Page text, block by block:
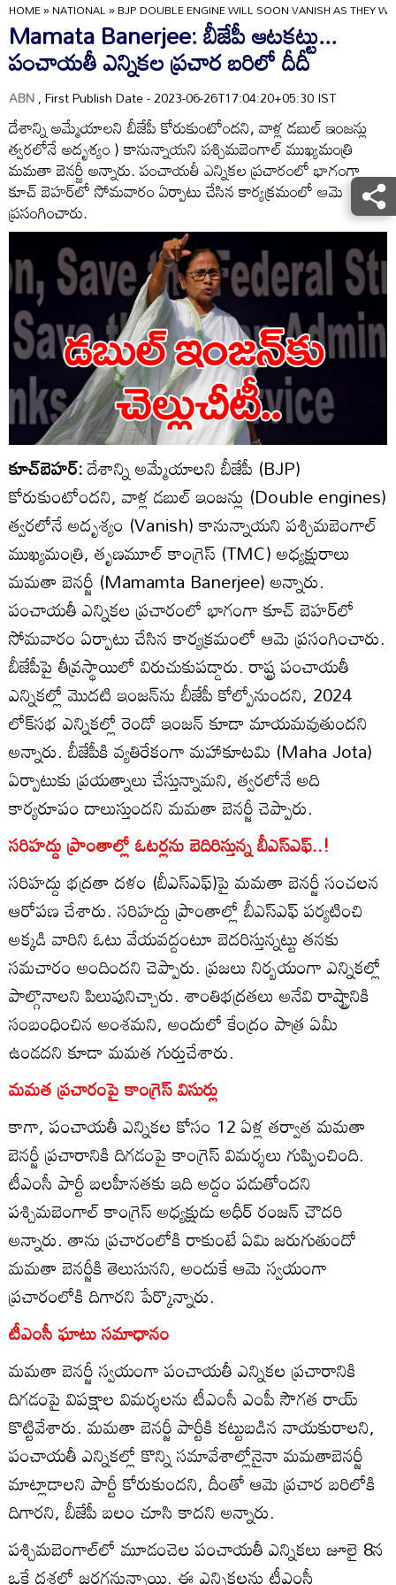
HOME»NATIONAL»BJP DOUBLE ENGINE WILL SOON VANISH AS THEY
Mamata Banerjee: బీజేపీ ఆటకట్టు...
పంచాయతీ ఎన్నికల ప్రచార బరిలో దీదీ
ABN, First Publish Date - 2023-06-26T17:04:20+05:30 IST
దేశాన్ని అమ్మేయాలని బీజేపీ కోరుకుంటోందని, వాళ్ల డబుల్ ఇంజన్లు
త్వరలోనే అదృశ్యం ) కానున్నాయని పశ్చిమబెంగాల్ ముఖ్యమంత్రి
మమతా బెనర్జీ అన్నారు. పంచాయతీ ఎన్నికల ప్రచారంలో భాగంగా
కూచ్ బెహర్‌లో సోమవారం ఏర్పాటు చేసిన కార్యక్రమంలో ఆమె
ప్రసంగించారు.
కూచ్‌బెహర్:దేశాన్ని అమ్మేయాలని బీజేపీ (BJP)
కోరుకుంటోందని, వాళ్ల డబుల్ ఇంజన్లు (Double engines)
త్వరలోనే అదృశ్యం (Vanish) కానున్నాయని పశ్చిమబెంగాల్
ముఖ్యమంత్రి, తృణమూల్ కాంగ్రెస్ (TMC) అధ్యక్షురాలు
మమతా బెనర్జీ (Mamamta Banerjee) అన్నారు.
పంచాయతీ ఎన్నికల ప్రచారంలో భాగంగా కూచ్ బెహర్‌లో
సోమవారం ఏర్పాటు చేసిన కార్యక్రమంలో ఆమె ప్రసంగించారు.
బీజేపీపై తీవ్రస్థాయిలో విరుచుకుపడ్డారు. రాష్ట్ర పంచాయతీ
ఎన్నికల్లో మొదటి ఇంజన్‌ను బీజేపీ కోల్పోనుందని, 2024
లోక్‌సభ ఎన్నికల్లో రెండో ఇంజన్ కూడా మాయమవుతుందని
అన్నారు. బీజేపీకి వ్యతిరేకంగా మహాకూటమి (Maha Jota)
ఏర్పాటుకు ప్రయత్నాలు చేస్తున్నామని, త్వరలోనే అది
కార్యరూపం దాలుస్తుందని మమతా బెనర్జీ చెప్పారు.
సరిహద్దు ప్రాంతాల్లో ఓటర్లను బెదిరిస్తున్న బీఎస్ఎఫ్..!
సరిహద్దు భద్రతా దళం (బీఎస్‌ఎఫ్‌)పై మమతా బెనర్జీ సంచలన
ఆరోపణ చేశారు. సరిహద్దు ప్రాంతాల్లో బీఎస్ఎఫ్ పర్యటించి
అక్కడి వారిని ఓటు వేయవద్దంటూ బెదరిస్తున్నట్టు తనకు
సమచారం అందిందని చెప్పారు. ప్రజలు నిర్బయంగా ఎన్నికల్లో
పాల్గొనాలని పిలుపునిచ్చారు. శాంతిభద్రతలు అనేవి రాష్ట్రానికి
సంబంధించిన అంశమని, అందులో కేంద్రం పాత్ర ఏమీ
ఉండదని కూడా మమత గుర్తుచేశారు.
మమత ప్రచారంపై కాంగ్రెస్ విసుర్లు
కాగా, పంచాయతీ ఎన్నికల కోసం 12 ఏళ్ల తర్వాత మమతా
బెనర్జీ ప్రచారానికి దిగడంపై కాంగ్రెస్ విమర్శలు గుప్పించింది.
టీఎంసీ పార్టీ బలహీనతకు ఇది అద్దం పడుతోందని
పశ్చిమబెంగాల్ కాంగ్రెస్ అధ్యక్షుడు అధీర్ రంజన్ చౌదరి
అన్నారు. తాను ప్రచారంలోకి రాకుంటే ఏమి జరుగుతుందో
మమతా బెనర్జీకి తెలుసునని, అందుకే ఆమె స్వయంగా
ప్రచారంలోకి దిగారని పేర్కొన్నారు.
టీఎంసీ ఘాటు సమాధానం
మమతా బెనర్జీ స్వయంగా పంచాయతీ ఎన్నికల ప్రచారానికి
దిగడంపై విపక్షాల విమర్శలను టీఎంసీ ఎంపీ సౌగత రాయ్
కొట్టివేశారు. మమతా బెనర్జీ పార్టీకి కట్టుబడిన నాయకురాలని,
పంచాయతీ ఎన్నికల్లో కొన్ని సమావేశాల్లోనైనా మమతాబెనర్జీ
మాట్లాడాలని పార్టీ కోరుకుందని, దీంతో ఆమె ప్రచార బరిలోకి
దిగారని, బీజేపీ బలం చూసి కాదని అన్నారు.
పశ్చిమబెంగాల్‌లో మూడంచెల పంచాయతీ ఎన్నికలు జూలై 8న
ఒకే దశలో జరగనున్నాయి. ఈ ఎన్నికలను టీఎంసీ